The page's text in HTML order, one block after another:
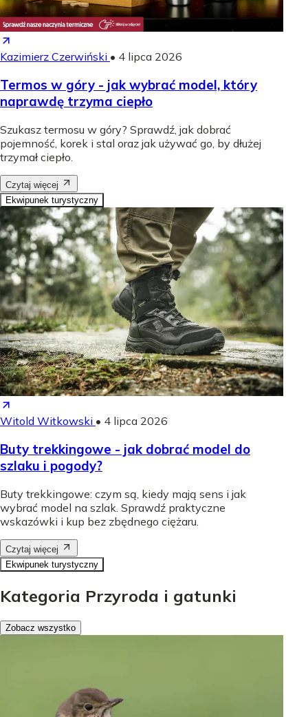
Kazimierz Czerwiński • 4 lipca 2026
Termos w góry - jak wybrać model, który
naprawdę trzyma ciepło
Szukasz termosu w góry? Sprawdź, jak dobrać
pojemność, korek i stal oraz jak używać go, by dłużej
trzymał ciepło.
Czytaj więcej
Ekwipunek turystyczny
Witold Witkowski • 4 lipca 2026
Buty trekkingowe - jak dobrać model do
szlaku i pogody?
Buty trekkingowe: czym są, kiedy mają sens i jak
wybrać model na szlak. Sprawdź praktyczne
wskazówki i kup bez zbędnego ciężaru.
Czytaj więcej
Ekwipunek turystyczny
Kategoria Przyroda i gatunki
Zobacz wszystko